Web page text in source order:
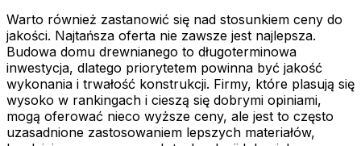
Warto również zastanowić się nad stosunkiem ceny do
jakości. Najtańsza oferta nie zawsze jest najlepsza.
Budowa domu drewnianego to długoterminowa
inwestycja, dlatego priorytetem powinna być jakość
wykonania i trwałość konstrukcji. Firmy, które plasują się
wysoko w rankingach i cieszą się dobrymi opiniami,
mogą oferować nieco wyższe ceny, ale jest to często
uzasadnione zastosowaniem lepszych materiałów,